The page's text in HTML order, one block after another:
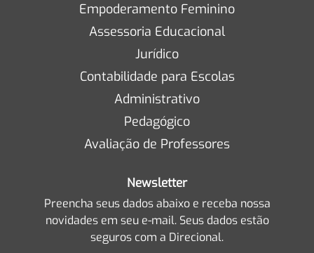
Empoderamento Feminino
Assessoria Educacional
Jurídico
Contabilidade para Escolas
Administrativo
Pedagógico
Avaliação de Professores
Newsletter
Preencha seus dados abaixo e receba nossa
novidades em seu e-mail. Seus dados estão
seguros com a Direcional.